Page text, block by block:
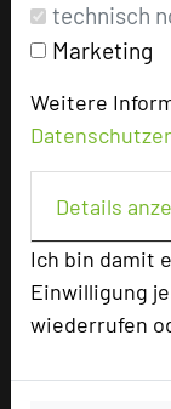
technisch
Marketing
Weitere
Details
Ich bin damit
Einwilligung
wiederrufen
phone +49 201
mail Email
language
Bewertung